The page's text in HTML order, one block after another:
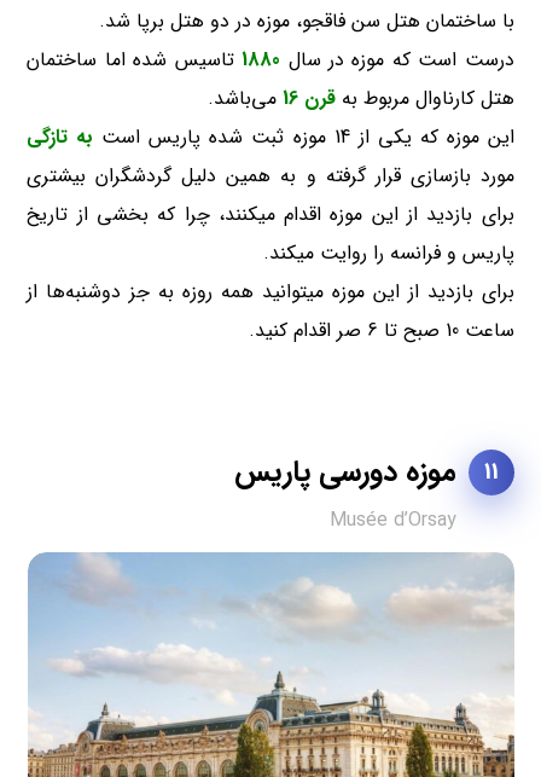
با ساختمان هتل سن فاقجو، موزه در دو هتل برپا شد.
درست است که موزه در سال 1880 تاسیس شده اما ساختمان
هتل کارناوال مربوط بهقرن 16
می‌باشد.
این موزه که یکی از 14 موزه ثبت شده پاریس است
به تازگی
مورد بازسازی قرار گرفته و به همین دلیل گردشگران بیشتری
برای بازدید از این موزه اقدام میکنند، چرا که بخشی از تاریخ
پاریس و فرانسه را روایت میکند.
برای بازدید از این موزه میتوانید همه روزه به جز دوشنبه‌ها از
ساعت 10 صبح تا 6 صر اقدام کنید.
11 موزه دورسی پاریس
Musée d’Orsay